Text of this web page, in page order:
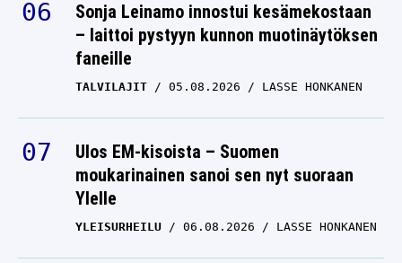
Sonja Leinamo innostui kesämekostaan
– laittoi pystyyn kunnon muotinäytöksen
faneille
TALVILAJIT 05.08.2026 LASSE HONKANEN
Ulos EM-kisoista – Suomen
moukarinainen sanoi sen nyt suoraan
Ylelle
YLEISURHEILU 06.08.2026 LASSE HONKANEN